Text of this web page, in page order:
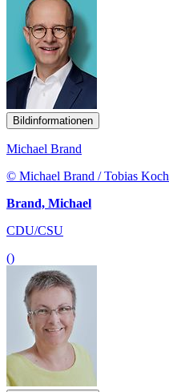
Bildinformationen
Michael Brand
© Michael Brand / Tobias Koch
Brand, Michael
CDU/CSU
()